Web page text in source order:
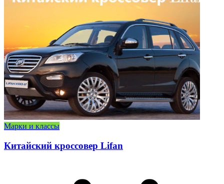
Марки и классы
Китайский кроссовер Lifan